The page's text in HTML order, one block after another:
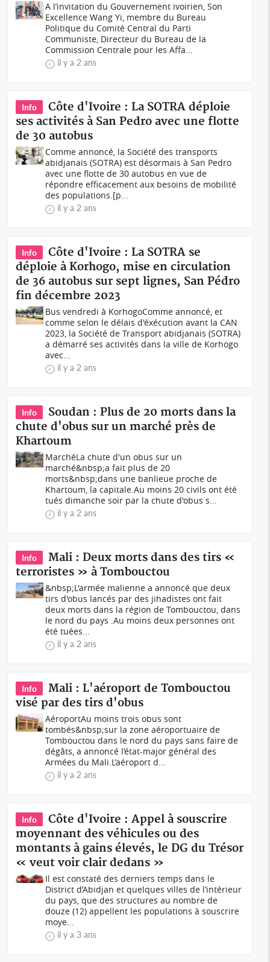
A l’invitation du Gouvernement ivoirien, Son
Excellence Wang Yi, membre du Bureau
Politique du Comité Central du Parti
Communiste, Directeur du Bureau de la
Commission Centrale pour les Affa...
il y a 2 ans
Info
Côte d'Ivoire : La SOTRA déploie
ses activités à San Pedro avec une flotte
de 30 autobus
Comme annoncé, la Société des transports
abidjanais (SOTRA) est désormais à San Pedro
avec une flotte de 30 autobus en vue de
répondre efficacement aux besoins de mobilité
des populations.[p...
il y a 2 ans
Info
Côte d'Ivoire : La SOTRA se
déploie à Korhogo, mise en circulation
de 36 autobus sur sept lignes, San Pédro
fin décembre 2023
Bus vendredi à KorhogoComme annoncé, et
comme selon le délais d'éxécution avant la CAN
2023, la Société de Transport abidjanais (SOTRA)
a démarré ses activités dans la ville de Korhogo
avec...
il y a 2 ans
Info
Soudan : Plus de 20 morts dans la
chute d'obus sur un marché près de
Khartoum
MarchéLa chute d'un obus sur un
marché&nbsp;a fait plus de 20
morts&nbsp;dans une banlieue proche de
Khartoum, la capitale.Au moins 20 civils ont été
tués dimanche soir par la chute d'obus s...
il y a 2 ans
Info
Mali : Deux morts dans des tirs «
terroristes » à Tombouctou
&nbsp;L'armée malienne a annoncé que deux
tirs d'obus lancés par des jihadistes ont fait
deux morts dans la région de Tombouctou, dans
le nord du pays .Au moins deux personnes ont
été tuées...
il y a 2 ans
Info
Mali : L'aéroport de Tombouctou
visé par des tirs d'obus
AéroportAu moins trois obus sont
tombés&nbsp;sur la zone aéroportuaire de
Tombouctou dans le nord du pays sans faire de
dégâts, a annoncé l’état-major général des
Armées du Mali.L’aéroport d...
il y a 2 ans
Info
Côte d'Ivoire : Appel à souscrire
moyennant des véhicules ou des
montants à gains élevés, le DG du Trésor
« veut voir clair dedans »
Il est constaté des derniers temps dans le
District d’Abidjan et quelques villes de l’intérieur
du pays, que des structures au nombre de
douze (12) appellent les populations à souscrire
moye...
il y a 3 ans